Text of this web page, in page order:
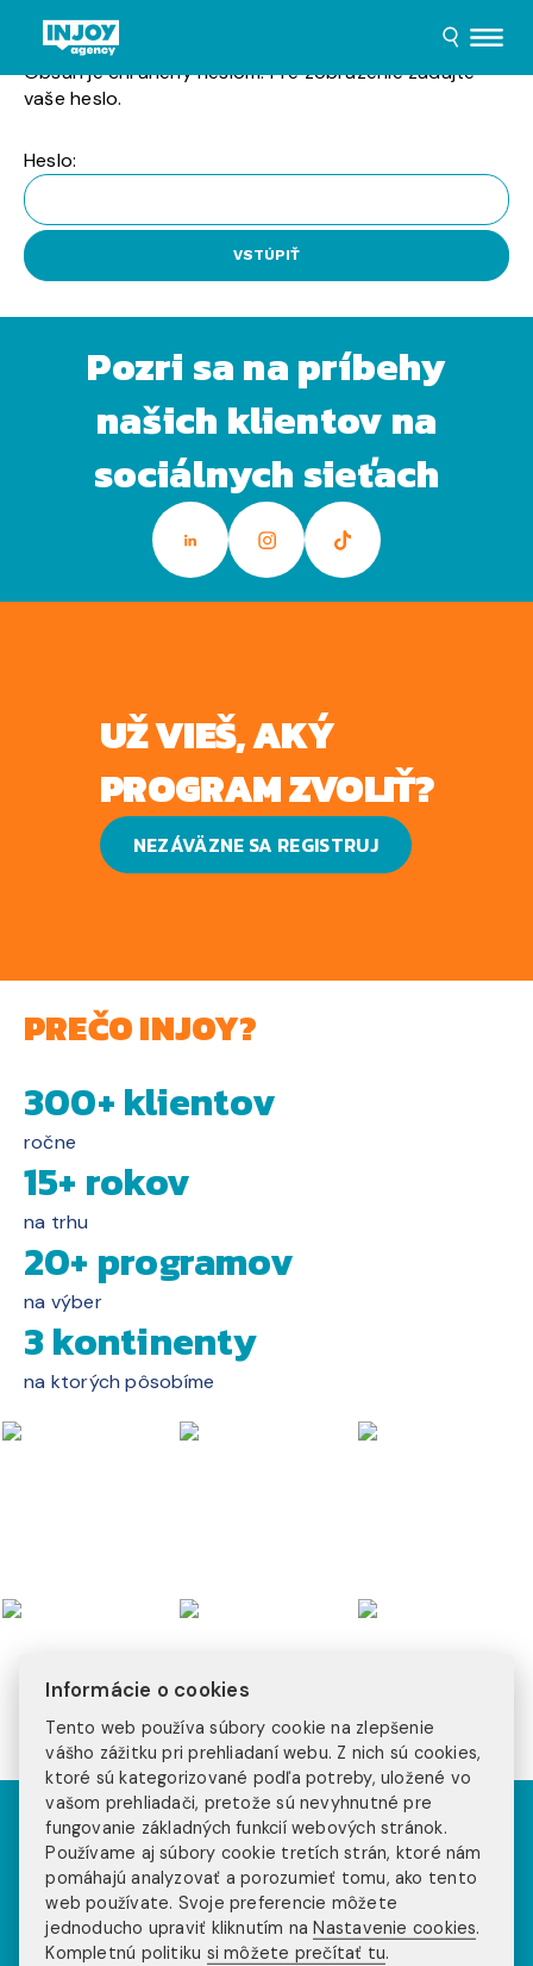
Obsah je chránený heslom. Pre zobrazenie zadajte
vaše heslo.
Heslo:
Pozri sa na príbehy
našich klientov na
sociálnych sieťach
UŽ VIEŠ, AKÝ
PROGRAM ZVOLIŤ?
NEZÁVÄZNE SA REGISTRUJ
PREČO INJOY?
300+ klientov
ročne
15+ rokov
na trhu
20+ programov
na výber
3 kontinenty
na ktorých pôsobíme
NOVINKY NA NAŠOM
BLOGU
Informácie o cookies
Tento web používa súbory cookie na zlepšenie
vášho zážitku pri prehliadaní webu. Z nich sú cookies,
ktoré sú kategorizované podľa potreby, uložené vo
vašom prehliadači, pretože sú nevyhnutné pre
fungovanie základných funkcií webových stránok.
Používame aj súbory cookie tretích strán, ktoré nám
pomáhajú analyzovať a porozumieť tomu, ako tento
web používate. Svoje preferencie môžete
jednoducho upraviť kliknutím naNastavenie cookies.
Kompletnú politiku si môžete prečítať tu.